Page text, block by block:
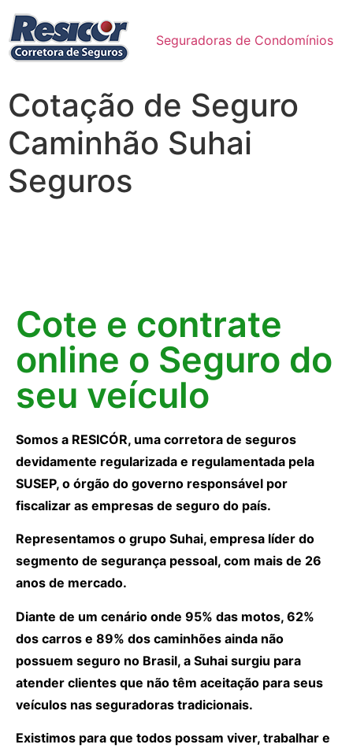
Seguradoras de Condomínios
Cotação de Seguro
Caminhão Suhai
Seguros
Cote e contrate
online o Seguro do
seu veículo
Somos a RESICÓR, uma corretora de seguros
devidamente regularizada e regulamentada pela
SUSEP, o órgão do governo responsável por
fiscalizar as empresas de seguro do país.
Representamos o grupo Suhai, empresa líder do
segmento de segurança pessoal, com mais de 26
anos de mercado.
Diante de um cenário onde 95% das motos, 62%
dos carros e 89% dos caminhões ainda não
possuem seguro no Brasil, a Suhai surgiu para
atender clientes que não têm aceitação para seus
veículos nas seguradoras tradicionais.
Existimos para que todos possam viver, trabalhar e